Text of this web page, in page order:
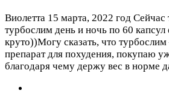
Виолетта 15 марта, 2022 год Сейчас
турбослим день и ночь по 60
круто))Могу сказать, что
препарат для похудения, покупаю
благодаря чему держу вес в норме